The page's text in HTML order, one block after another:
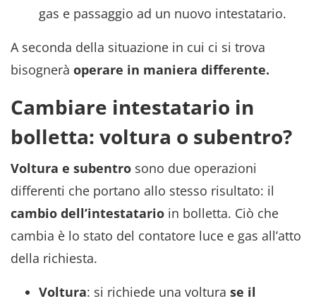
gas e passaggio ad un nuovo intestatario.
A seconda della situazione in cui ci si trova
bisognerà operare in maniera differente.
Cambiare intestatario in
bolletta: voltura o subentro?
Voltura e subentro sono due operazioni
differenti che portano allo stesso risultato: il
cambio dell’intestatario in bolletta. Ciò che
cambia è lo stato del contatore luce e gas all’atto
della richiesta.
Voltura: si richiede una voltura se il